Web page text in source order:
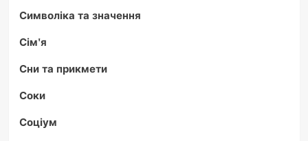
Символіка та значення
Сім'я
Сни та прикмети
Соки
Соціум